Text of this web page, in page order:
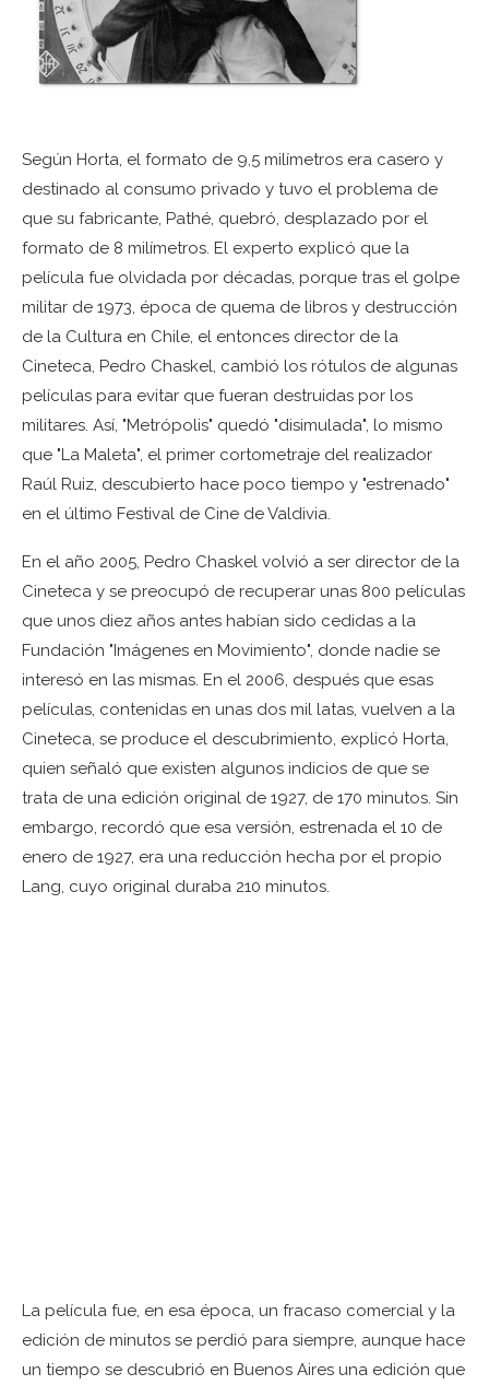
Según Horta, el formato de 9,5 milímetros era casero y
destinado al consumo privado y tuvo el problema de
que su fabricante, Pathé, quebró, desplazado por el
formato de 8 milímetros. El experto explicó que la
película fue olvidada por décadas, porque tras el golpe
militar de 1973, época de quema de libros y destrucción
de la Cultura en Chile, el entonces director de la
Cineteca, Pedro Chaskel, cambió los rótulos de algunas
películas para evitar que fueran destruidas por los
militares. Así, "Metrópolis" quedó "disimulada", lo mismo
que "La Maleta", el primer cortometraje del realizador
Raúl Ruiz, descubierto hace poco tiempo y "estrenado"
en el último Festival de Cine de Valdivia.
En el año 2005, Pedro Chaskel volvió a ser director de la
Cineteca y se preocupó de recuperar unas 800 películas
que unos diez años antes habían sido cedidas a la
Fundación "Imágenes en Movimiento", donde nadie se
interesó en las mismas. En el 2006, después que esas
películas, contenidas en unas dos mil latas, vuelven a la
Cineteca, se produce el descubrimiento, explicó Horta,
quien señaló que existen algunos indicios de que se
trata de una edición original de 1927, de 170 minutos. Sin
embargo, recordó que esa versión, estrenada el 10 de
enero de 1927, era una reducción hecha por el propio
Lang, cuyo original duraba 210 minutos.
La película fue, en esa época, un fracaso comercial y la
edición de minutos se perdió para siempre, aunque hace
un tiempo se descubrió en Buenos Aires una edición que